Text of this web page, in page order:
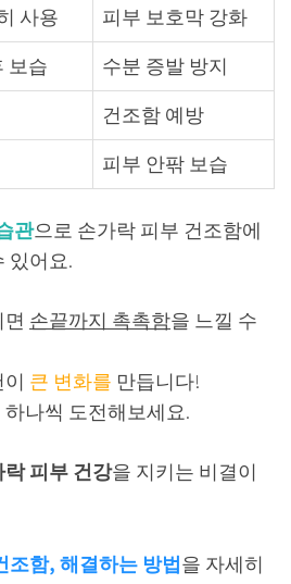
사용
피부 보호막 강화
보습
수분 증발 방지
건조함 예방
피부 안팎 보습
관으로 손가락 피부 건조함에
있어요.
손끝까지 촉촉함을 느낄 수
큰 변화를 만듭니다!
나씩 도전해보세요.
락 피부 건강을 지키는 비결이
조함, 해결하는 방법을 자세히